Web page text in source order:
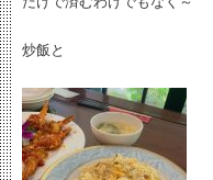
炒飯と